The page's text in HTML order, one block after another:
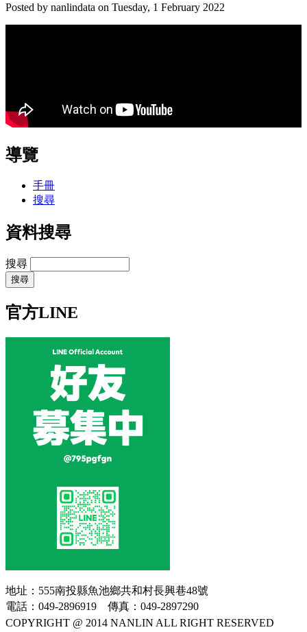
Posted by nanlindata on Tuesday, 1 February 2022
導覽
手冊
搜尋
資料搜尋
搜尋
官方LINE
地址：555南投縣魚池鄉共和村長興巷48號
電話：049-2896919 傳真：049-2897290
COPYRIGHT @ 2014 NANLIN ALL RIGHT RESERVED